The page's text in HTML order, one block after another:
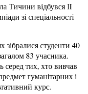
Тичини відбувся ІІ
зі спеціальності
зібралися студенти 40
83 учасника.
тих, хто вивчав
гуманітарних і
курс.